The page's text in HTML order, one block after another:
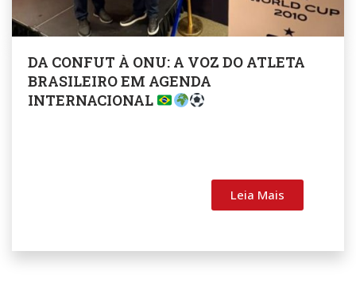
DA CONFUT À ONU: A VOZ DO ATLETA
BRASILEIRO EM AGENDA
INTERNACIONAL
Leia Mais